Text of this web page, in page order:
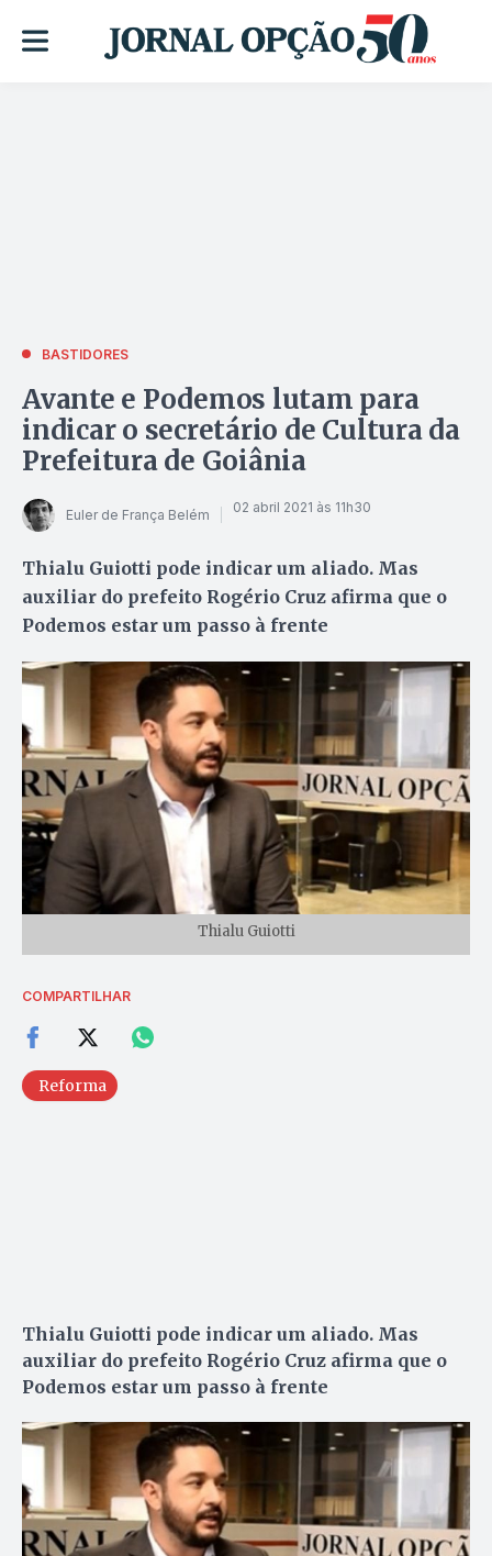
BASTIDORES
Avante e Podemos lutam para
indicar o secretário de Cultura da
Prefeitura de Goiânia
Euler de França Belém 02 abril 2021 às 11h30
Thialu Guiotti pode indicar um aliado. Mas
auxiliar do prefeito Rogério Cruz afirma que o
Podemos estar um passo à frente
Thialu Guiotti
COMPARTILHAR
Reforma
Thialu Guiotti pode indicar um aliado. Mas
auxiliar do prefeito Rogério Cruz afirma que o
Podemos estar um passo à frente